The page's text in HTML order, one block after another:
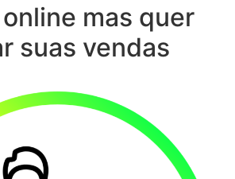
mas quer
suas vendas